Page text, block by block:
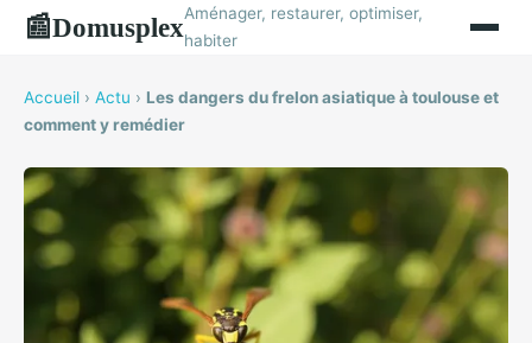
📰DomusplexAménager, restaurer, optimiser,
habiter
Accueil › Actu › Les dangers du frelon asiatique à toulouse et
comment y remédier